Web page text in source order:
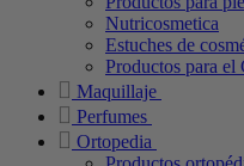
Nutricosmetica
Estuches de
Productos para el
Maquillaje
Perfumes
Ortopedia